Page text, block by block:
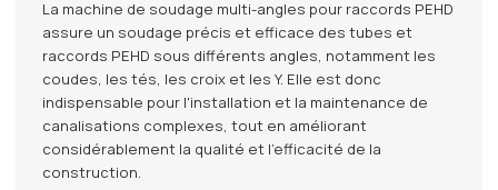
La machine de soudage multi-angles pour raccords PEHD
assure un soudage précis et efficace des tubes et
raccords PEHD sous différents angles, notamment les
coudes, les tés, les croix et les Y. Elle est donc
indispensable pour l'installation et la maintenance de
canalisations complexes, tout en améliorant
considérablement la qualité et l'efficacité de la
construction.